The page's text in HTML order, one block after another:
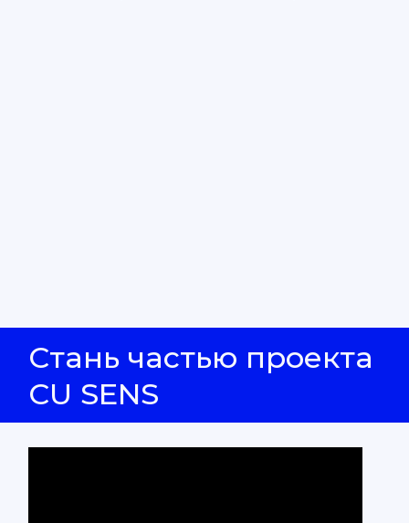
Стань частью проекта
CU SENS